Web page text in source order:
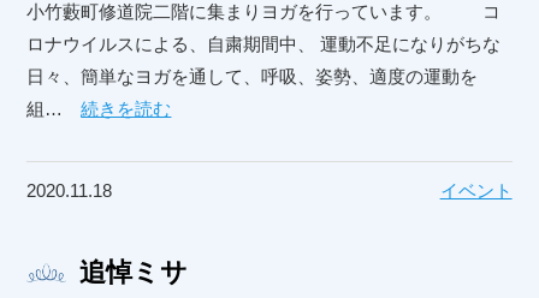
小竹藪町修道院二階に集まりヨガを行っています。 コ
ロナウイルスによる、自粛期間中、 運動不足になりがちな
日々、簡単なヨガを通して、呼吸、姿勢、適度の運動を
組…続きを読む
2020.11.18 イベント
追悼ミサ